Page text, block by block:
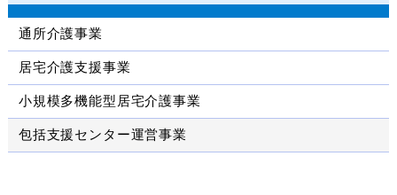
通所介護事業
居宅介護支援事業
小規模多機能型居宅介護事業
包括支援センター運営事業